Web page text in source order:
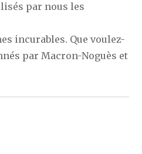
par nous les
incurables. Que voulez-
par Macron-Noguès et